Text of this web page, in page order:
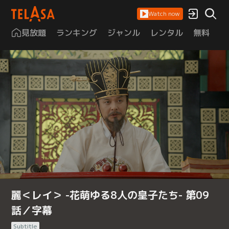
Watch now
見放題 ランキング ジャンル レンタル 無料
麗＜レイ＞ -花萌ゆる8人の皇子たち- 第09
話／字幕
Subtitle